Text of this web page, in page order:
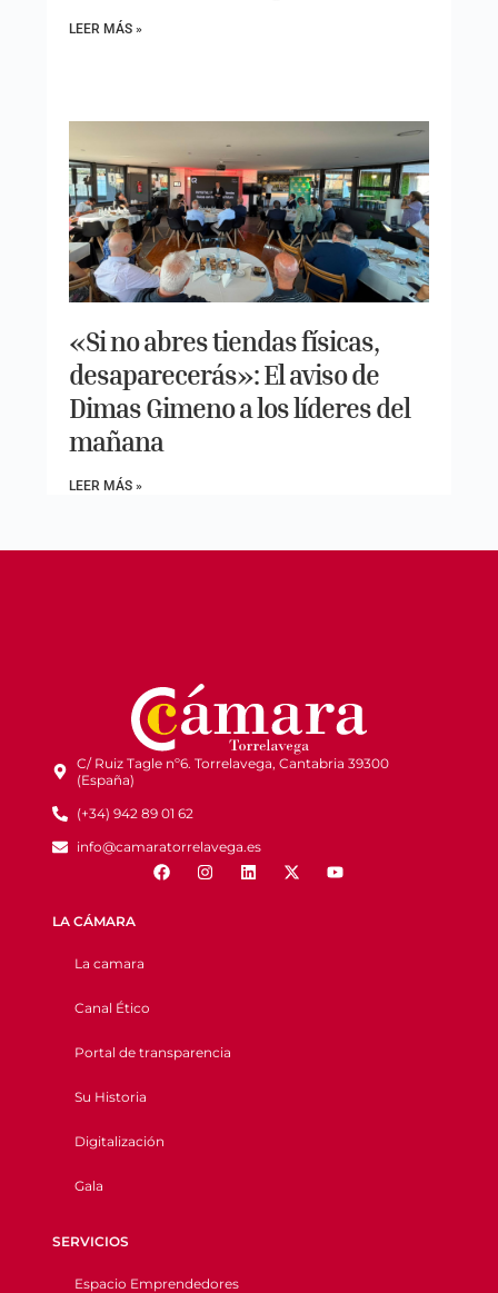
LEER MÁS »
«Si no abres tiendas físicas,
desaparecerás»: El aviso de
Dimas Gimeno a los líderes del
mañana
LEER MÁS »
C/ Ruiz Tagle nº6. Torrelavega, Cantabria 39300
(España)
(+34) 942 89 01 62
info@camaratorrelavega.es
LA CÁMARA
La camara
Canal Ético
Portal de transparencia
Su Historia
Digitalización
Gala
SERVICIOS
Espacio Emprendedores